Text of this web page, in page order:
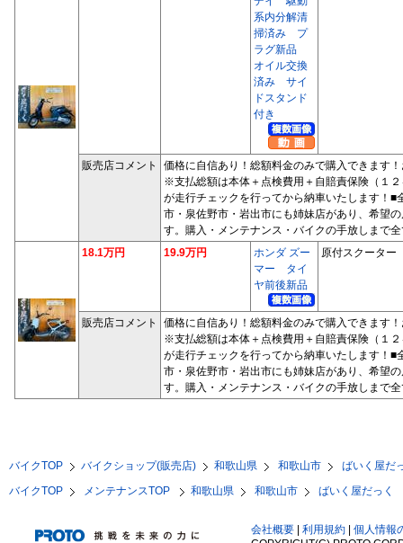
系内分解清
掃済み プ
ラグ新品
オイル交換
済み サイ
ドスタンド
付き
販売店コメント
価格に自信あり！総額料金のみで購入できます
※支払総額は本体＋点検費用＋自賠責保険（１
が走行チェックを行ってから納車いたします！
市・泉佐野市・岩出市にも姉妹店があり、希望
す。購入・メンテナンス・バイクの手放しまで
18.1万円
19.9万円
ホンダ ズー
マー タイ
ヤ前後新品
原付スクーター
販売店コメント
価格に自信あり！総額料金のみで購入できます
※支払総額は本体＋点検費用＋自賠責保険（１
が走行チェックを行ってから納車いたします！
市・泉佐野市・岩出市にも姉妹店があり、希望
す。購入・メンテナンス・バイクの手放しまで
バイクTOP バイクショップ(販売店) 和歌山県 和歌山市
ばいく屋
バイクTOP
メンテナンスTOP 和歌山県 和歌山市 ばいく屋だっ
会社概要 | 利用規約 | 個人情報